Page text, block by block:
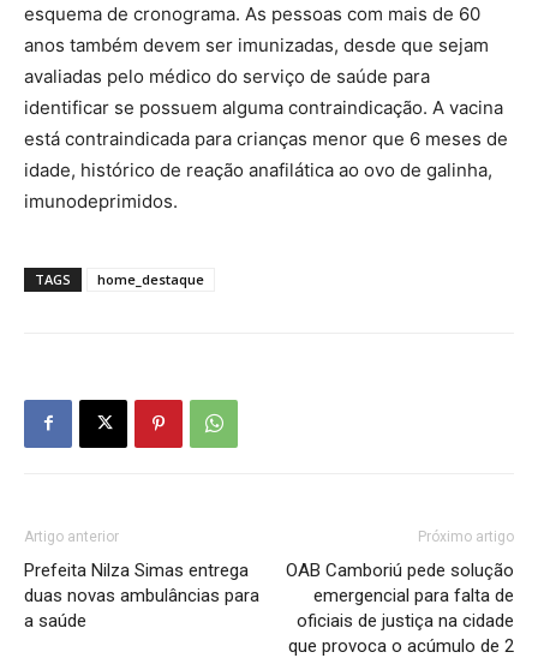
esquema de cronograma. As pessoas com mais de 60
anos também devem ser imunizadas, desde que sejam
avaliadas pelo médico do serviço de saúde para
identificar se possuem alguma contraindicação. A vacina
está contraindicada para crianças menor que 6 meses de
idade, histórico de reação anafilática ao ovo de galinha,
imunodeprimidos.
TAGS home_destaque
Artigo anterior
Prefeita Nilza Simas entrega
duas novas ambulâncias para
a saúde
Próximo artigo
OAB Camboriú pede solução
emergencial para falta de
oficiais de justiça na cidade
que provoca o acúmulo de 2